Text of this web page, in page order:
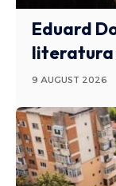
Eduard
literatura
9 AUGUST 2026